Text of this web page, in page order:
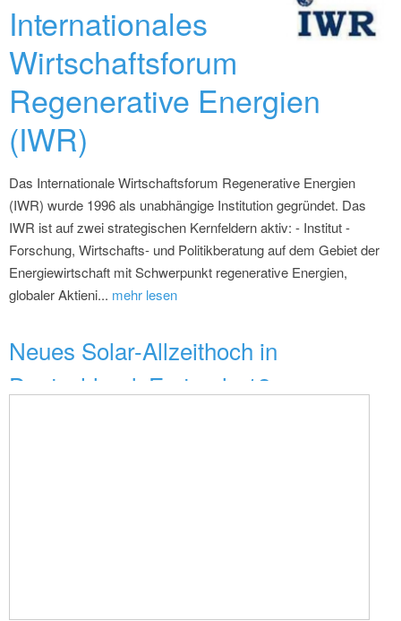
Internationales
Wirtschaftsforum
Regenerative Energien
(IWR)
Das Internationale Wirtschaftsforum Regenerative Energien
(IWR) wurde 1996 als unabhängige Institution gegründet. Das
IWR ist auf zwei strategischen Kernfeldern aktiv: - Institut -
Forschung, Wirtschafts- und Politikberatung auf dem Gebiet der
Energiewirtschaft mit Schwerpunkt regenerative Energien,
globaler Aktieni... mehr lesen
Neues Solar-Allzeithoch in
Deutschland: Erstmals 12 ...